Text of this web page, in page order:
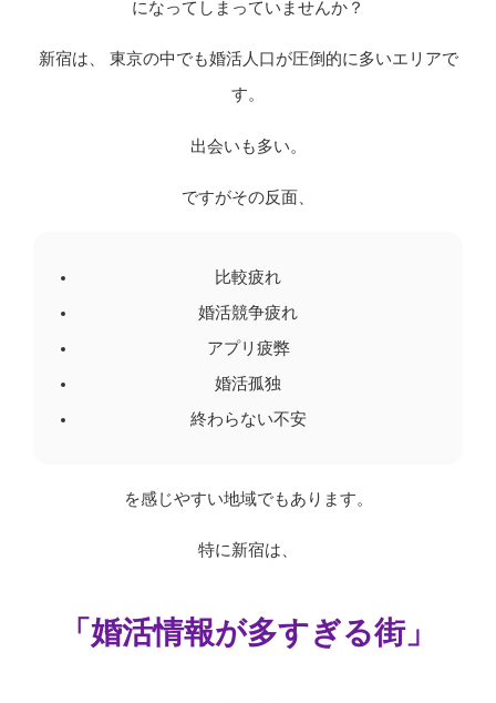
になってしまっていませんか？
新宿は、 東京の中でも婚活人口が圧倒的に多いエリアで
す。
出会いも多い。
ですがその反面、
比較疲れ
婚活競争疲れ
アプリ疲弊
婚活孤独
終わらない不安
を感じやすい地域でもあります。
特に新宿は、
「婚活情報が多すぎる街」